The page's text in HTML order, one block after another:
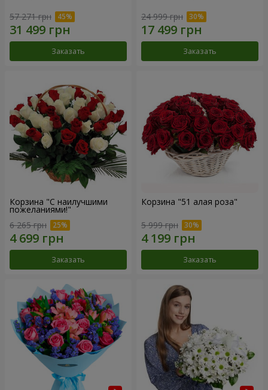
57 271 грн
Заказать
24 999 грн
Заказать
Корзина "С наилучшими
пожеланиями!"
6 265 грн
Заказать
Корзина "51 алая роза"
5 999 грн
Заказать